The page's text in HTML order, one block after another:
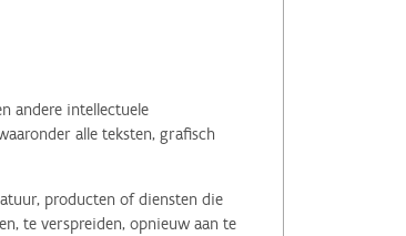
andere intellectuele
alle teksten, grafisch
producten of diensten die
te verspreiden, opnieuw aan te